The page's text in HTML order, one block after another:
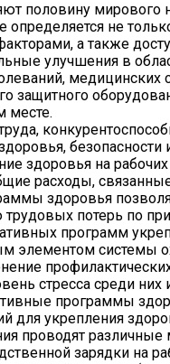
половину мирового
определяется не
а также
улучшения в
медицинских
защитного
месте.
здоровья на
расходы,
здоровья
потерь по
программ
элементом системы
стресса среди
программы
для укрепления
проводят
зарядки на